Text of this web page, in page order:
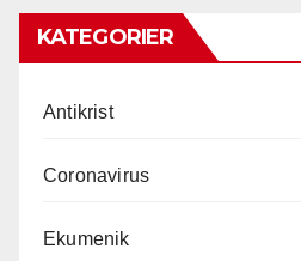
KATEGORIER
Antikrist
Coronavirus
Ekumenik